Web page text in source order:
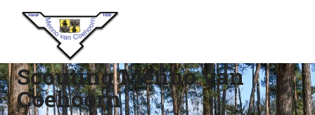
Scouting Menno van
Coehoorn